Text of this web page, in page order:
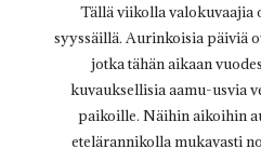
Tällä viikolla
syyssäillä. Aurinkoisia päiviä
jotka tähän aikaan
kuvauksellisia aamu-usvia
paikoille. Näihin aikoihin
etelärannikolla mukavasti